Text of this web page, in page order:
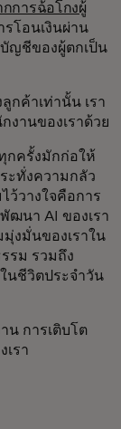
กการฉ้อโกงผู้
โอนเงินผ่าน
ญชีของผู้ตกเป็น
กค้าเท่านั้น เรา
งานของเราด้วย
กครั้งมักก่อให้
ะทั่งความกลัว
ว้วางใจคือการ
ฒนา AI ของเรา
มุ่งมั่นของเราใน
รม รวมถึง
นชีวิตประจำวัน
น การเติบโต
รา